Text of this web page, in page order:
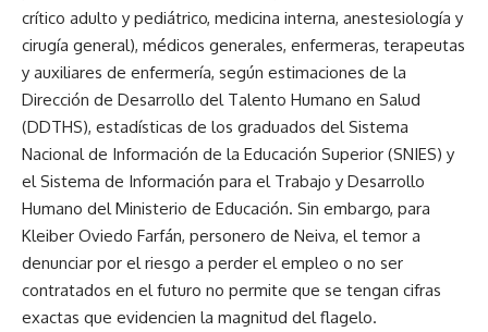
crítico adulto y pediátrico, medicina interna, anestesiología y
cirugía general), médicos generales, enfermeras, terapeutas
y auxiliares de enfermería, según estimaciones de la
Dirección de Desarrollo del Talento Humano en Salud
(DDTHS), estadísticas de los graduados del Sistema
Nacional de Información de la Educación Superior (SNIES) y
el Sistema de Información para el Trabajo y Desarrollo
Humano del Ministerio de Educación. Sin embargo, para
Kleiber Oviedo Farfán, personero de Neiva, el temor a
denunciar por el riesgo a perder el empleo o no ser
contratados en el futuro no permite que se tengan cifras
exactas que evidencien la magnitud del flagelo.